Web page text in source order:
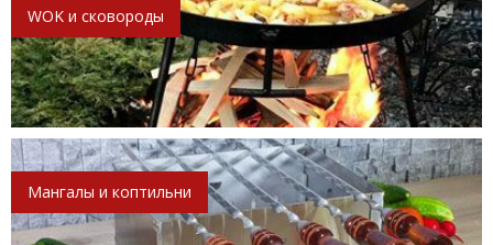
WOK и сковороды
Мангалы и коптильни